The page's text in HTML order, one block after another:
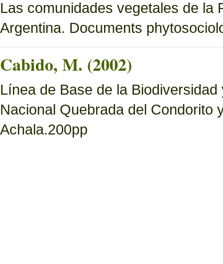
Las comunidades vegetales de la
Argentina. Documents
Cabido, M. (2002)
Línea de Base de la
Nacional Quebrada del Condorito
Achala.200pp